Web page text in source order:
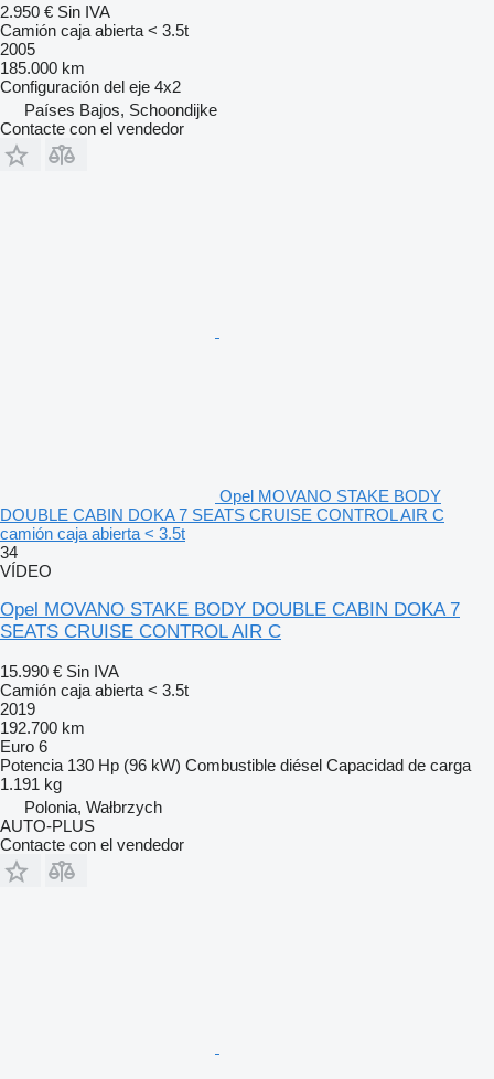
2.950 € Sin IVA
Camión caja abierta < 3.5t
2005
185.000 km
Configuración del eje 4x2
Países Bajos, Schoondijke
Contacte con el vendedor
Opel MOVANO STAKE BODY
DOUBLE CABIN DOKA 7 SEATS CRUISE CONTROL AIR C
camión caja abierta < 3.5t
34
VÍDEO
Opel MOVANO STAKE BODY DOUBLE CABIN DOKA 7
SEATS CRUISE CONTROL AIR C
15.990 € Sin IVA
Camión caja abierta < 3.5t
2019
192.700 km
Euro 6
Potencia 130 Hp (96 kW) Combustible diésel Capacidad de carga
1.191 kg
Polonia, Wałbrzych
AUTO-PLUS
Contacte con el vendedor